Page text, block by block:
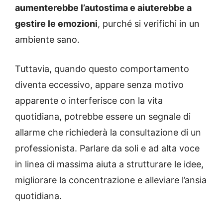
aumenterebbe l’autostima e aiuterebbe a
gestire le emozioni, purché si verifichi in un
ambiente sano.
Tuttavia, quando questo comportamento
diventa eccessivo, appare senza motivo
apparente o interferisce con la vita
quotidiana, potrebbe essere un segnale di
allarme che richiederà la consultazione di un
professionista. Parlare da soli e ad alta voce
in linea di massima aiuta a strutturare le idee,
migliorare la concentrazione e alleviare l’ansia
quotidiana.